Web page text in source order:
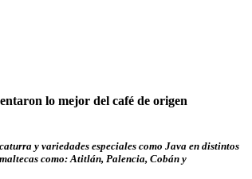
lo mejor del café de origen
y variedades especiales como Java en distintos
como: Atitlán, Palencia, Cobán y